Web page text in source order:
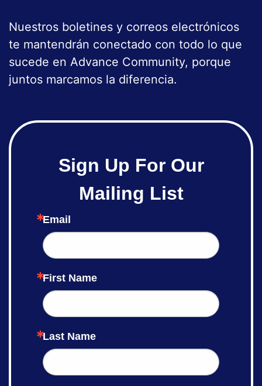
Nuestros boletines y correos electrónicos
te mantendrán conectado con todo lo que
sucede en Advance Community, porque
juntos marcamos la diferencia.
Sign Up For Our
Mailing List
Email
First Name
Last Name